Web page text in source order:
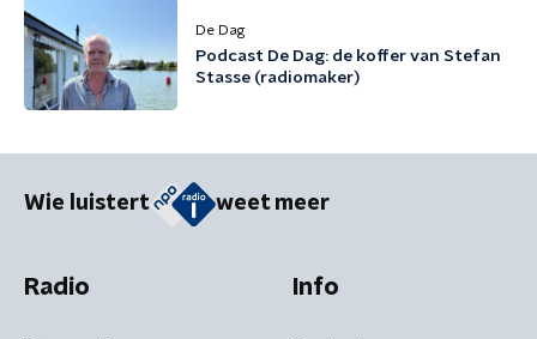
De Dag
Podcast De Dag: de koffer van Stefan
Stasse (radiomaker)
Wie luistert weet meer
Radio Info